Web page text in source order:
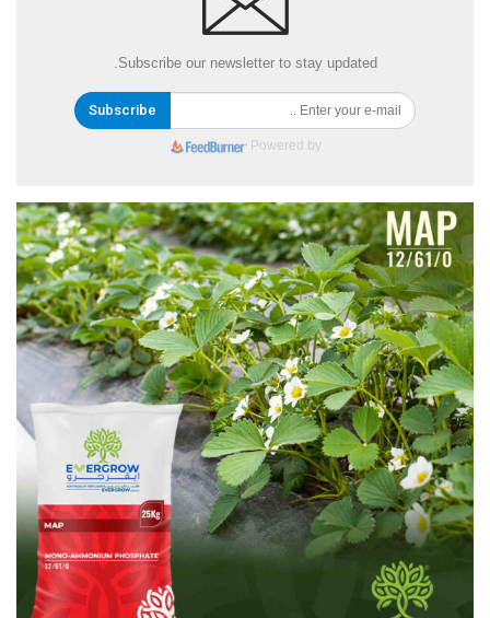
Subscribe our newsletter to stay updated.
Subscribe
Powered by